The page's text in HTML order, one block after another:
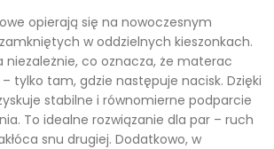
opierają się na nowoczesnym
w oddzielnych kieszonkach.
niezależnie, co oznacza, że materac
tylko tam, gdzie następuje nacisk. Dzięki
stabilne i równomierne podparcie
To idealne rozwiązanie dla par – ruch
snu drugiej. Dodatkowo, w